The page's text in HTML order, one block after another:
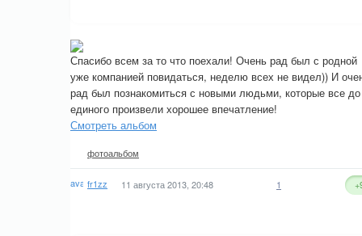
Спасибо всем за то что поехали! Очень рад был с родной
уже компанией повидаться, неделю всех не видел)) И
рад был познакомиться с новыми людьми, которые все до
единого произвели хорошее впечатление!
Смотреть альбом
фотоальбом
fr1zz 11 августа 2013, 20:48 1